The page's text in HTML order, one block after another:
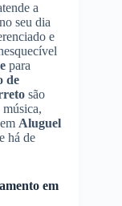
a
seu dia
e
para
de
são
Aluguel
há de
em